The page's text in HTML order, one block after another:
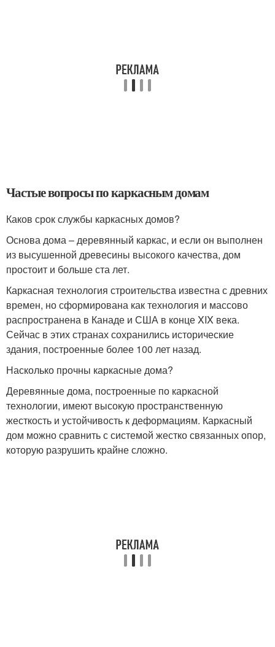
Частые вопросы по каркасным домам
Каков срок службы каркасных домов?
Основа дома – деревянный каркас, и если он выполнен
из высушенной древесины высокого качества, дом
простоит и больше ста лет.
Каркасная технология строительства известна с древних
времен, но сформирована как технология и массово
распространена в Канаде и США в конце XIX века.
Сейчас в этих странах сохранились исторические
здания, построенные более 100 лет назад.
Насколько прочны каркасные дома?
Деревянные дома, построенные по каркасной
технологии, имеют высокую пространственную
жесткость и устойчивость к деформациям. Каркасный
дом можно сравнить с системой жестко связанных опор,
которую разрушить крайне сложно.